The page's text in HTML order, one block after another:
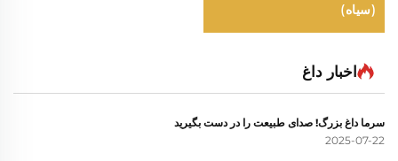
(سیاه)
اخبار داغ
سرما داغ بزرگ! صدای طبیعت را در دست بگیرید
2025-07-22